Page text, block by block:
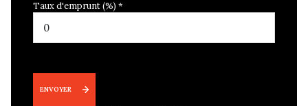
Taux d'emprunt (%) *
ENVOYER